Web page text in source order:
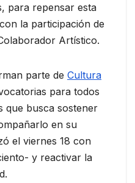
para repensar esta
la participación de
Artístico.
parte de Cultura
para todos
que busca sostener
en su
el viernes 18 con
y reactivar la